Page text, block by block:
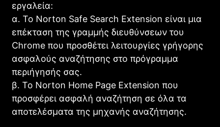
εργαλεία:
α. Το Norton Safe Search Extension είναι μια
επέκταση της γραμμής διευθύνσεων του
Chrome που προσθέτει λειτουργίες γρήγορης
ασφαλούς αναζήτησης στο πρόγραμμα
περιήγησής σας.
β. Το Norton Home Page Extension που
προσφέρει ασφαλή αναζήτηση σε όλα τα
αποτελέσματα της μηχανής αναζήτησης.